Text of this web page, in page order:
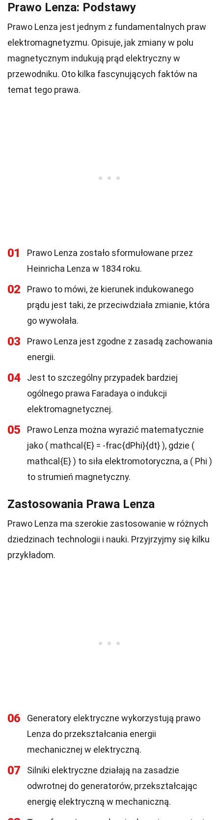
Prawo Lenza: Podstawy
Prawo Lenza jest jednym z fundamentalnych praw
elektromagnetyzmu. Opisuje, jak zmiany w polu
magnetycznym indukują prąd elektryczny w
przewodniku. Oto kilka fascynujących faktów na
temat tego prawa.
01
Prawo Lenza zostało sformułowane przez
Heinricha Lenza w 1834 roku.
02
Prawo to mówi, że kierunek indukowanego
prądu jest taki, że przeciwdziała zmianie, która
go wywołała.
03
Prawo Lenza jest zgodne z zasadą zachowania
energii.
04
Jest to szczególny przypadek bardziej
ogólnego prawa Faradaya o indukcji
elektromagnetycznej.
05
Prawo Lenza można wyrazić matematycznie
jako ( mathcal{E} = -frac{dPhi}{dt} ), gdzie (
mathcal{E} ) to siła elektromotoryczna, a ( Phi )
to strumień magnetyczny.
Zastosowania Prawa Lenza
Prawo Lenza ma szerokie zastosowanie w różnych
dziedzinach technologii i nauki. Przyjrzyjmy się kilku
przykładom.
06
Generatory elektryczne wykorzystują prawo
Lenza do przekształcania energii
mechanicznej w elektryczną.
07
Silniki elektryczne działają na zasadzie
odwrotnej do generatorów, przekształcając
energię elektryczną w mechaniczną.